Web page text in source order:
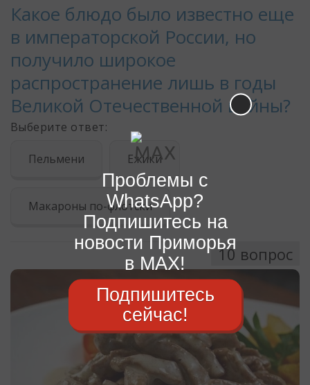
Проблемы с
WhatsApp?
Подпишитесь на
новости Приморья
в MAX!
Подпишитесь
сейчас!